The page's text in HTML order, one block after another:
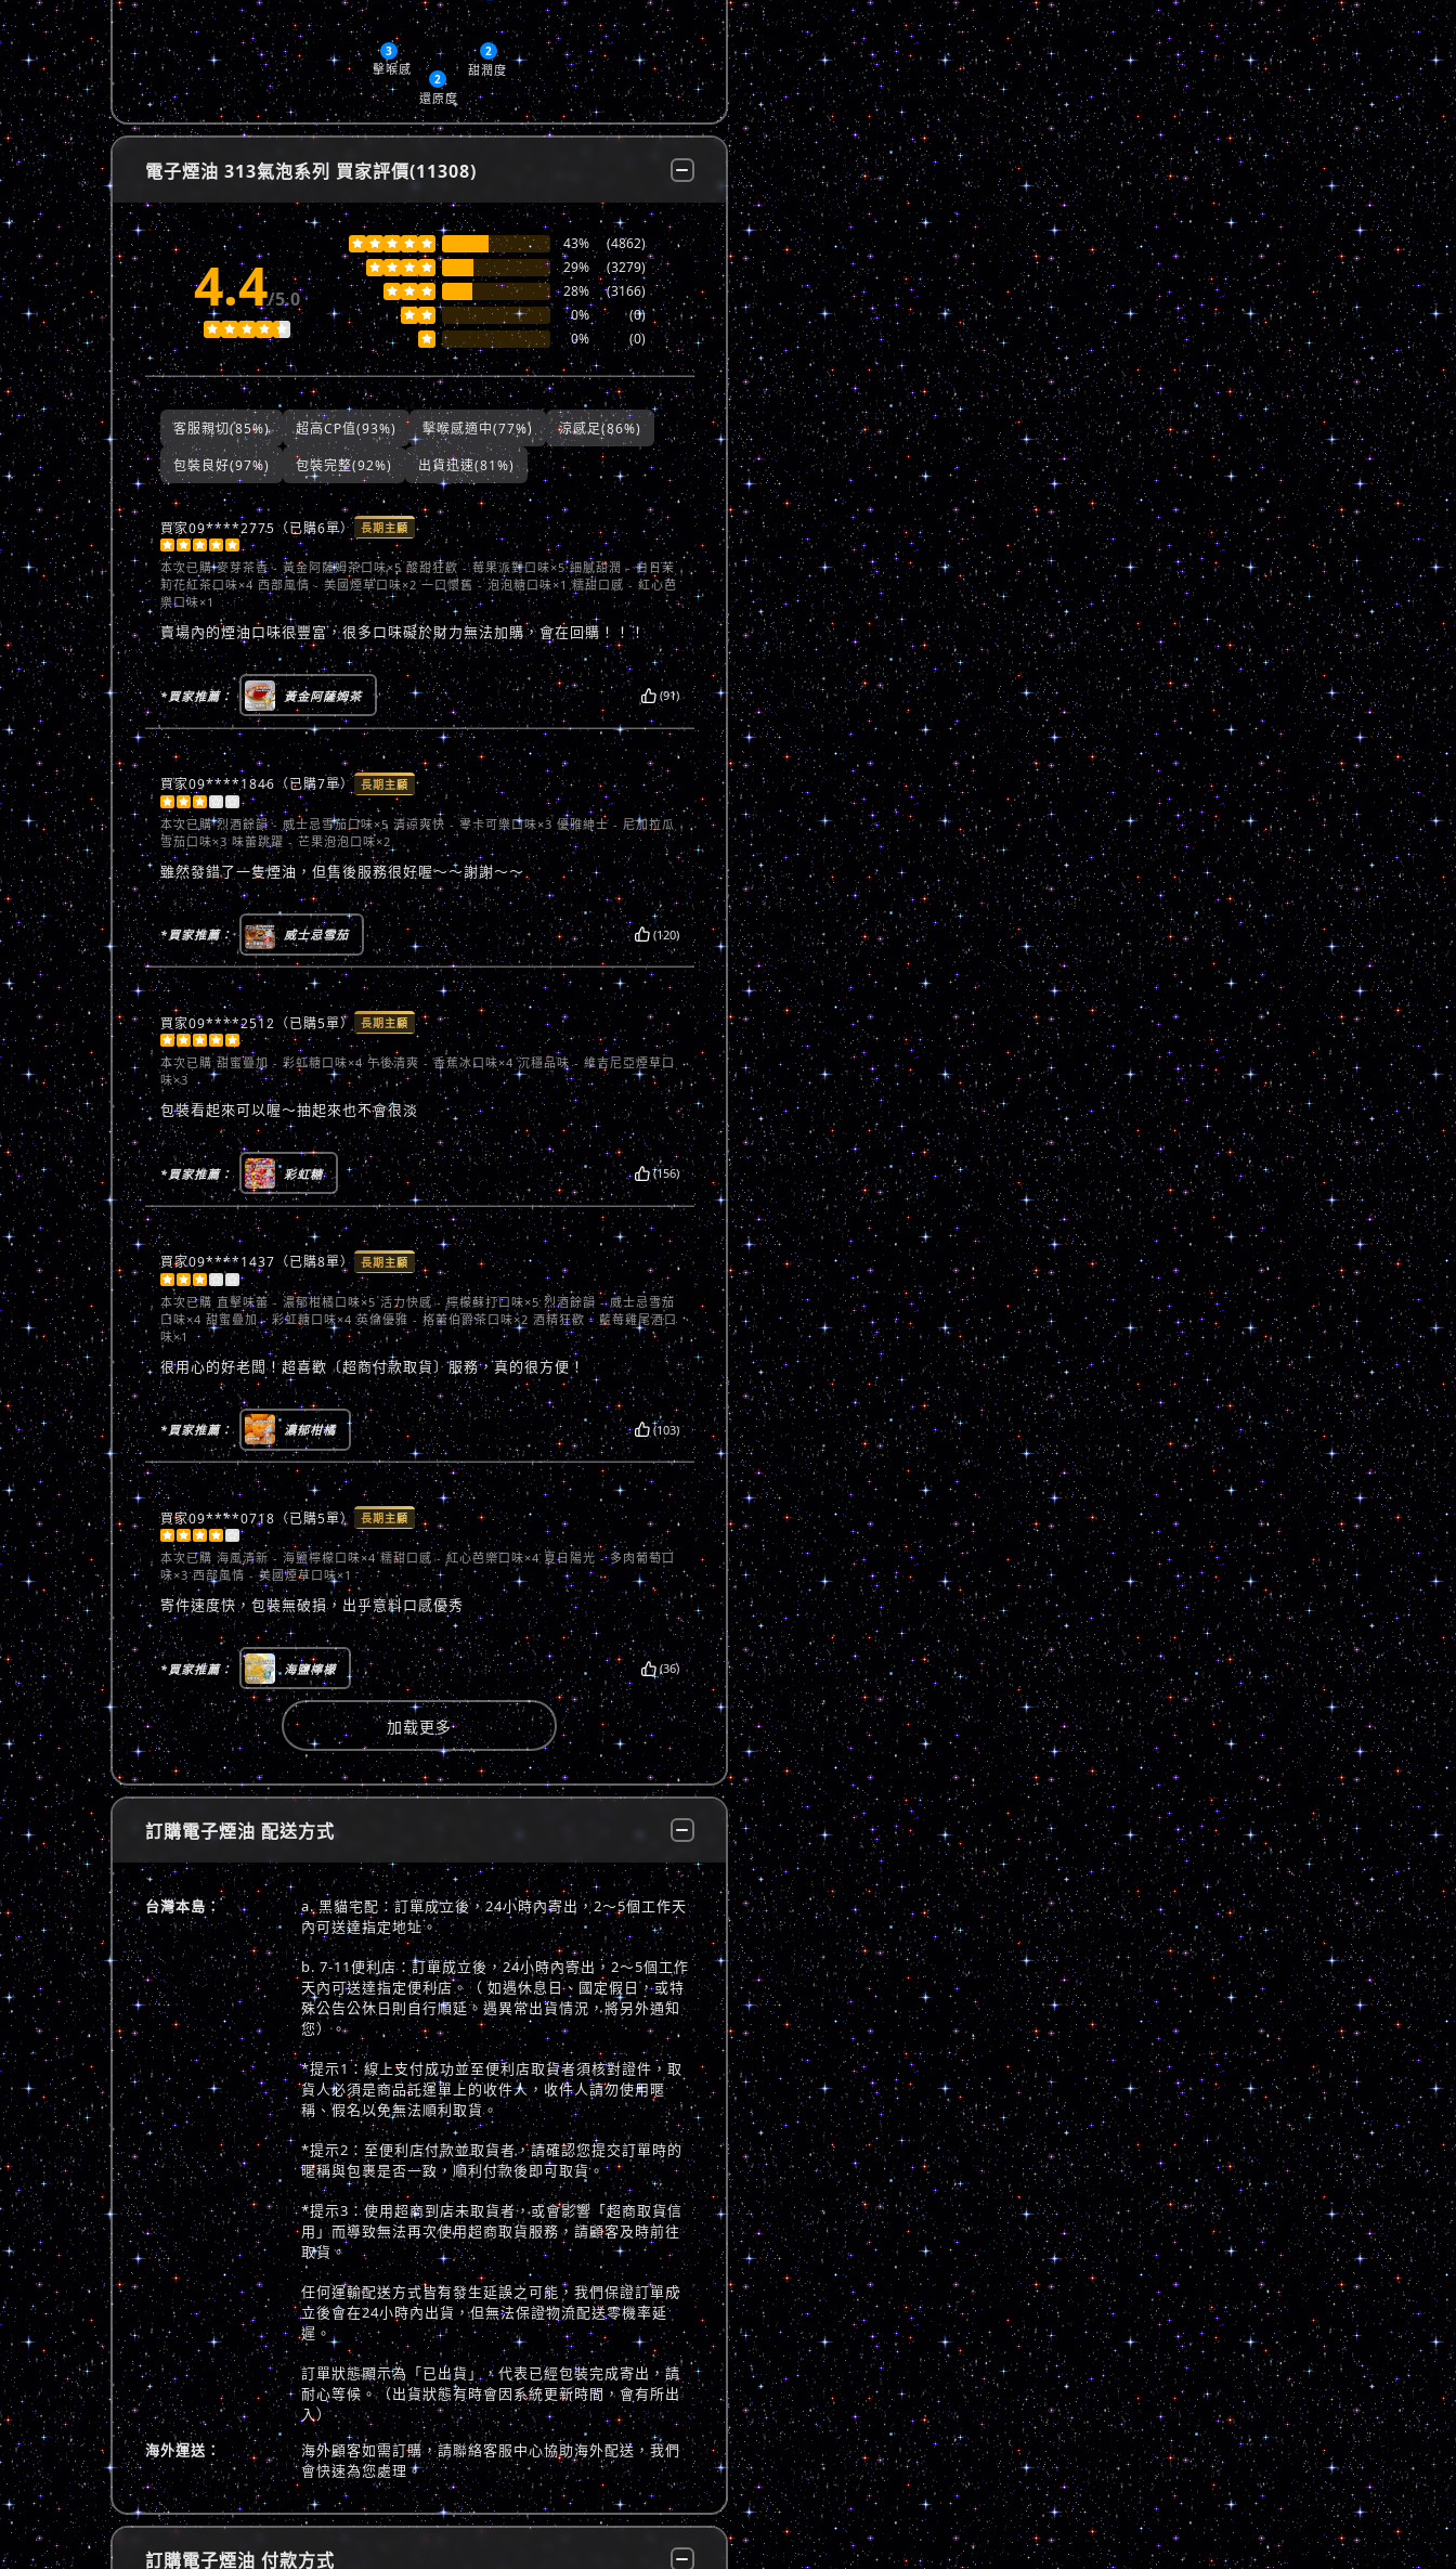
2
2
3
甜潤度
還原度
擊喉感
電子煙油 313氣泡系列 買家評價(11308)
4.4/5.0
    
     43% (4862)
    29% (3279)
   28% (3166)
  0% (0)
 0% (0)
客服親切(85%) 超高CP值(93%) 擊喉感適中(77%)
涼感足(86%)
包裝良好(97%)
包裝完整(92%) 出貨迅速(81%)
買家09****2775（已購6單） 長期主顧
    
本次已購麥芽茶香 - 黃金阿薩姆茶口味×5 酸甜狂歡 - 莓果派對口味×5 細膩甜潤 - 白日茉
莉花紅茶口味×4 西部風情 - 美國煙草口味×2 一口懷舊 - 泡泡糖口味×1 糯甜口感 - 紅心芭
樂口味×1
賣場內的煙油口味很豐富，很多口味礙於財力無法加購，會在回購！！！
*買家推薦： 黃金阿薩姆茶 (91)
買家09****1846（已購7單） 長期主顧
    
本次已購烈酒餘韻 - 威士忌雪茄口味×5 清涼爽快 - 零卡可樂口味×3 優雅紳士 - 尼加拉瓜
雪茄口味×3 味蕾跳躍 - 芒果泡泡口味×2
雖然發錯了一隻煙油，但售後服務很好喔～～謝謝～～
*買家推薦： 威士忌雪茄 (120)
買家09****2512（已購5單） 長期主顧
    
本次已購甜蜜疊加 - 彩虹糖口味×4 午後清爽 - 香蕉冰口味×4 沉穩品味 - 維吉尼亞煙草口
味×3
包裝看起來可以喔～抽起來也不會很淡
*買家推薦： 彩虹糖 (156)
買家09****1437（已購8單） 長期主顧
    
本次已購 直擊味蕾 - 濃郁柑橘口味×5 活力快感 - 檸檬蘇打口味×5 烈酒餘韻 - 威士忌雪茄
口味×4 甜蜜疊加 - 彩虹糖口味×4 英倫優雅 - 格蕾伯爵茶口味×2 酒精狂歡 - 藍莓雞尾酒口
味×1
很用心的好老闆！超喜歡〔超商付款取貨〕服務，真的很方便！
*買家推薦： 濃郁柑橘 (103)
買家09****0718（已購5單） 長期主顧
    
本次已購 海風清新 - 海鹽檸檬口味×4 糯甜口感 - 紅心芭樂口味×4 夏日陽光 - 多肉葡萄口
味×3 西部風情 - 美國煙草口味×1
寄件速度快，包裝無破損，出乎意料口感優秀
*買家推薦： 海鹽檸檬 (36)
加载更多
訂購電子煙油 配送方式
台灣本島：
a. 黑貓宅配：訂單成立後，24小時內寄出，2～5個工作天
內可送達指定地址。
b. 7-11便利店：訂單成立後，24小時內寄出，2～5個工作
天內可送達指定便利店。（ 如遇休息日、國定假日，或特
殊公告公休日則自行順延。遇異常出貨情況，將另外通知
您）。
*提示1：線上支付成功並至便利店取貨者須核對證件，取
貨人必須是商品託運單上的收件人，收件人請勿使用暱
稱、假名以免無法順利取貨。
*提示2：至便利店付款並取貨者，請確認您提交訂單時的
暱稱與包裹是否一致，順利付款後即可取貨。
*提示3：使用超商到店未取貨者，或會影響「超商取貨信
用」而導致無法再次使用超商取貨服務，請顧客及時前往
取貨。
任何運輸配送方式皆有發生延誤之可能，我們保證訂單成
立後會在24小時內出貨，但無法保證物流配送零機率延
遲。
訂單狀態顯示為「已出貨」，代表已經包裝完成寄出，請
耐心等候。（出貨狀態有時會因系統更新時間，會有所出
入）
海外運送：
海外顧客如需訂購，請聯絡客服中心協助海外配送，我們
會快速為您處理。
訂購電子煙油 付款方式